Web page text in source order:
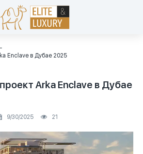
Enclave в Дубае 2025
Arka Enclave в Дубае
9/30/2025 21